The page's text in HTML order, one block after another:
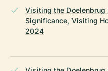
Visiting the Doelenbrug
Significance, Visiting
2024